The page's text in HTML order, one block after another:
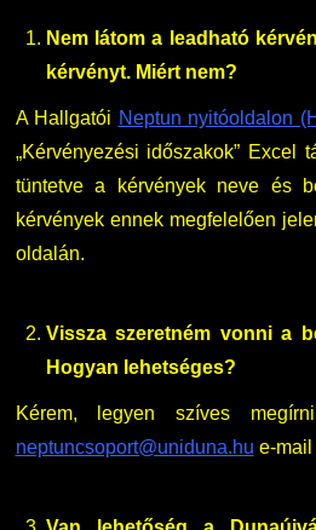
EHÖK
Hallgatókra
Ösztöndíjak
Nemzetközi
Szolgáltatások
HASIT
Neptun
Moodle
Átjelentkezőknek
Kapcsolat
Telefonkönyv
Minőségirányítás
Intézményi és
Nem látom a leadható
kérvényt. Miért nem?
A Hallgatói Neptun nyitóoldalon
„Kérvényezési időszakok” Excel
tüntetve a kérvények neve és
kérvények ennek megfelelően
oldalán.
Vissza szeretném vonni a
Hogyan lehetséges?
Kérem, legyen szíves
neptuncsoport@uniduna.hu e-mail